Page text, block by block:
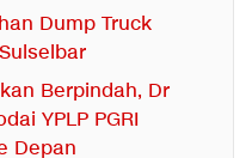
Dump Truck
Berpindah, Dr
YPLP PGRI
Depan